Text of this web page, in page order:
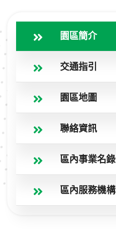
園區簡介
交通指引
園區地圖
聯絡資訊
區內事業名錄
區內服務機構